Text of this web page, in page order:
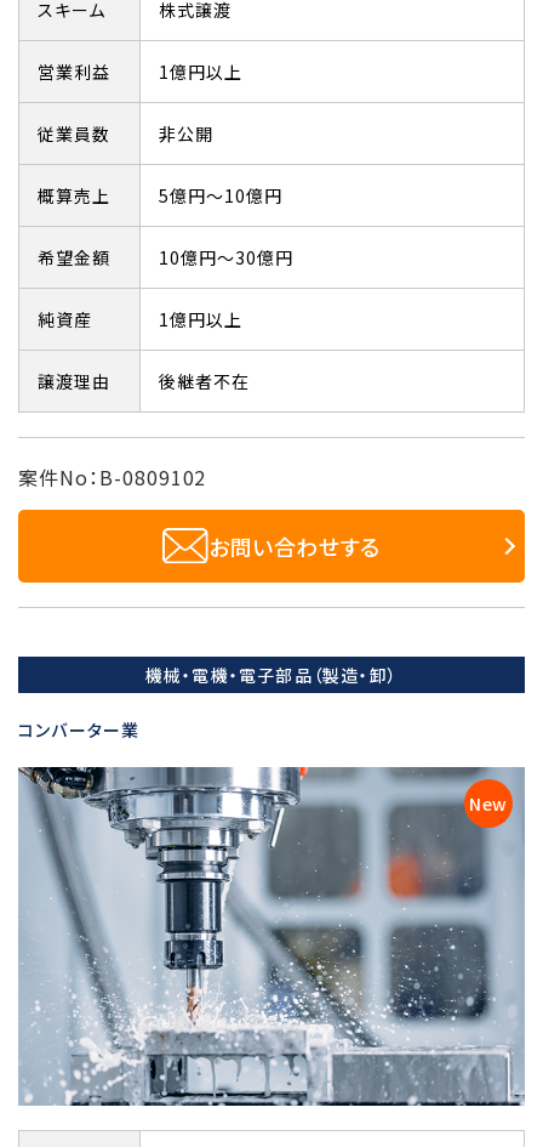
スキーム 株式譲渡
営業利益 1億円以上
従業員数 非公開
概算売上 5億円～10億円
希望金額 10億円～30億円
純資産 1億円以上
譲渡理由 後継者不在
案件No：B-0809102
お問い合わせする
機械・電機・電子部品（製造・卸）
コンバーター業